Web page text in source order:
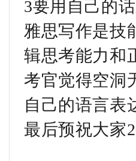
3要用自己的
雅思写作是技
辑思考能力和
考官觉得空洞
自己的语言表
最后预祝大家